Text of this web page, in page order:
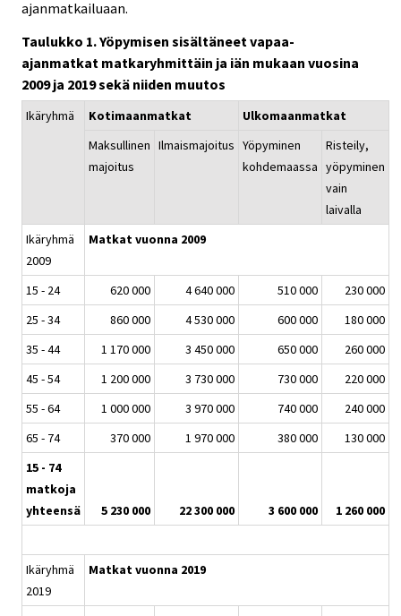
ajanmatkailuaan.
Taulukko 1. Yöpymisen sisältäneet vapaa-
ajanmatkat matkaryhmittäin ja iän mukaan vuosina
2009 ja 2019 sekä niiden muutos
Ikäryhmä Kotimaanmatkat
Ulkomaanmatkat
Maksullinen
majoitus
Ilmaismajoitus Yöpyminen
kohdemaassa
Risteily,
yöpyminen
vain
laivalla
Ikäryhmä
2009
Matkat vuonna 2009
15 - 24 620 000 4 640 000 510 000
230 000
25 - 34
860 000 4 530 000 600 000
180 000
35 - 44
1 170 000 3 450 000 650 000
260 000
45 - 54
1 200 000 3 730 000 730 000
220 000
55 - 64
1 000 000 3 970 000 740 000
240 000
65 - 74
370 000 1 970 000 380 000
130 000
15 - 74
matkoja
yhteensä
5 230 000 22 300 000 3 600 000 1 260 000
Ikäryhmä
2019
Matkat vuonna 2019